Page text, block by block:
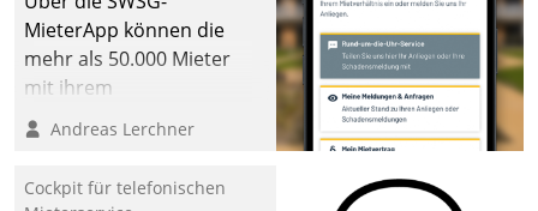
man auf
Cloudtechnologie,
bewährte und Startup-
agile Projektmethoden.
MieterApp können die
mehr als 50.000 Mieter
mit ihrem
Wohnungsunternehmen
kommunizieren, auf dem
einsehen und ändern
Andreas Lerchner
Cockpit für telefonischen